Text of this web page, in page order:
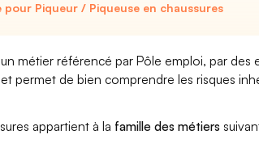
pour Piqueur / Piqueuse en chaussures
métier référencé par Pôle emploi, par des
permet de bien comprendre les risques
appartient à la famille des métiers